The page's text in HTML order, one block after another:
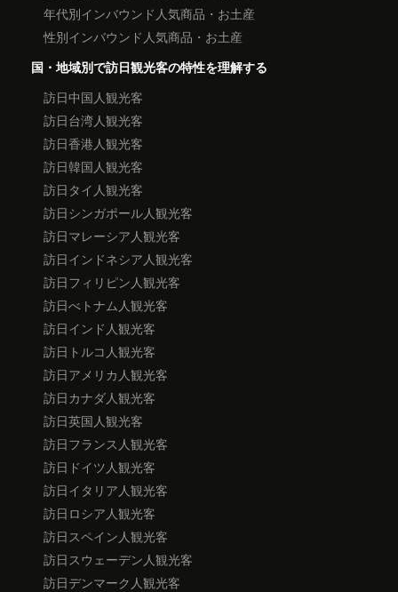
年代別インバウンド人気商品・お土産
性別インバウンド人気商品・お土産
国・地域別で訪日観光客の特性を理解する
訪日中国人観光客
訪日台湾人観光客
訪日香港人観光客
訪日韓国人観光客
訪日タイ人観光客
訪日シンガポール人観光客
訪日マレーシア人観光客
訪日インドネシア人観光客
訪日フィリピン人観光客
訪日べトナム人観光客
訪日インド人観光客
訪日トルコ人観光客
訪日アメリカ人観光客
訪日カナダ人観光客
訪日英国人観光客
訪日フランス人観光客
訪日ドイツ人観光客
訪日イタリア人観光客
訪日ロシア人観光客
訪日スペイン人観光客
訪日スウェーデン人観光客
訪日デンマーク人観光客